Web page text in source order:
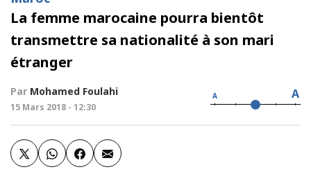
La femme marocaine pourra bientôt
transmettre sa nationalité à son mari
étranger
Par Mohamed Foulahi
15 Mars 2018 - 12:30
A A